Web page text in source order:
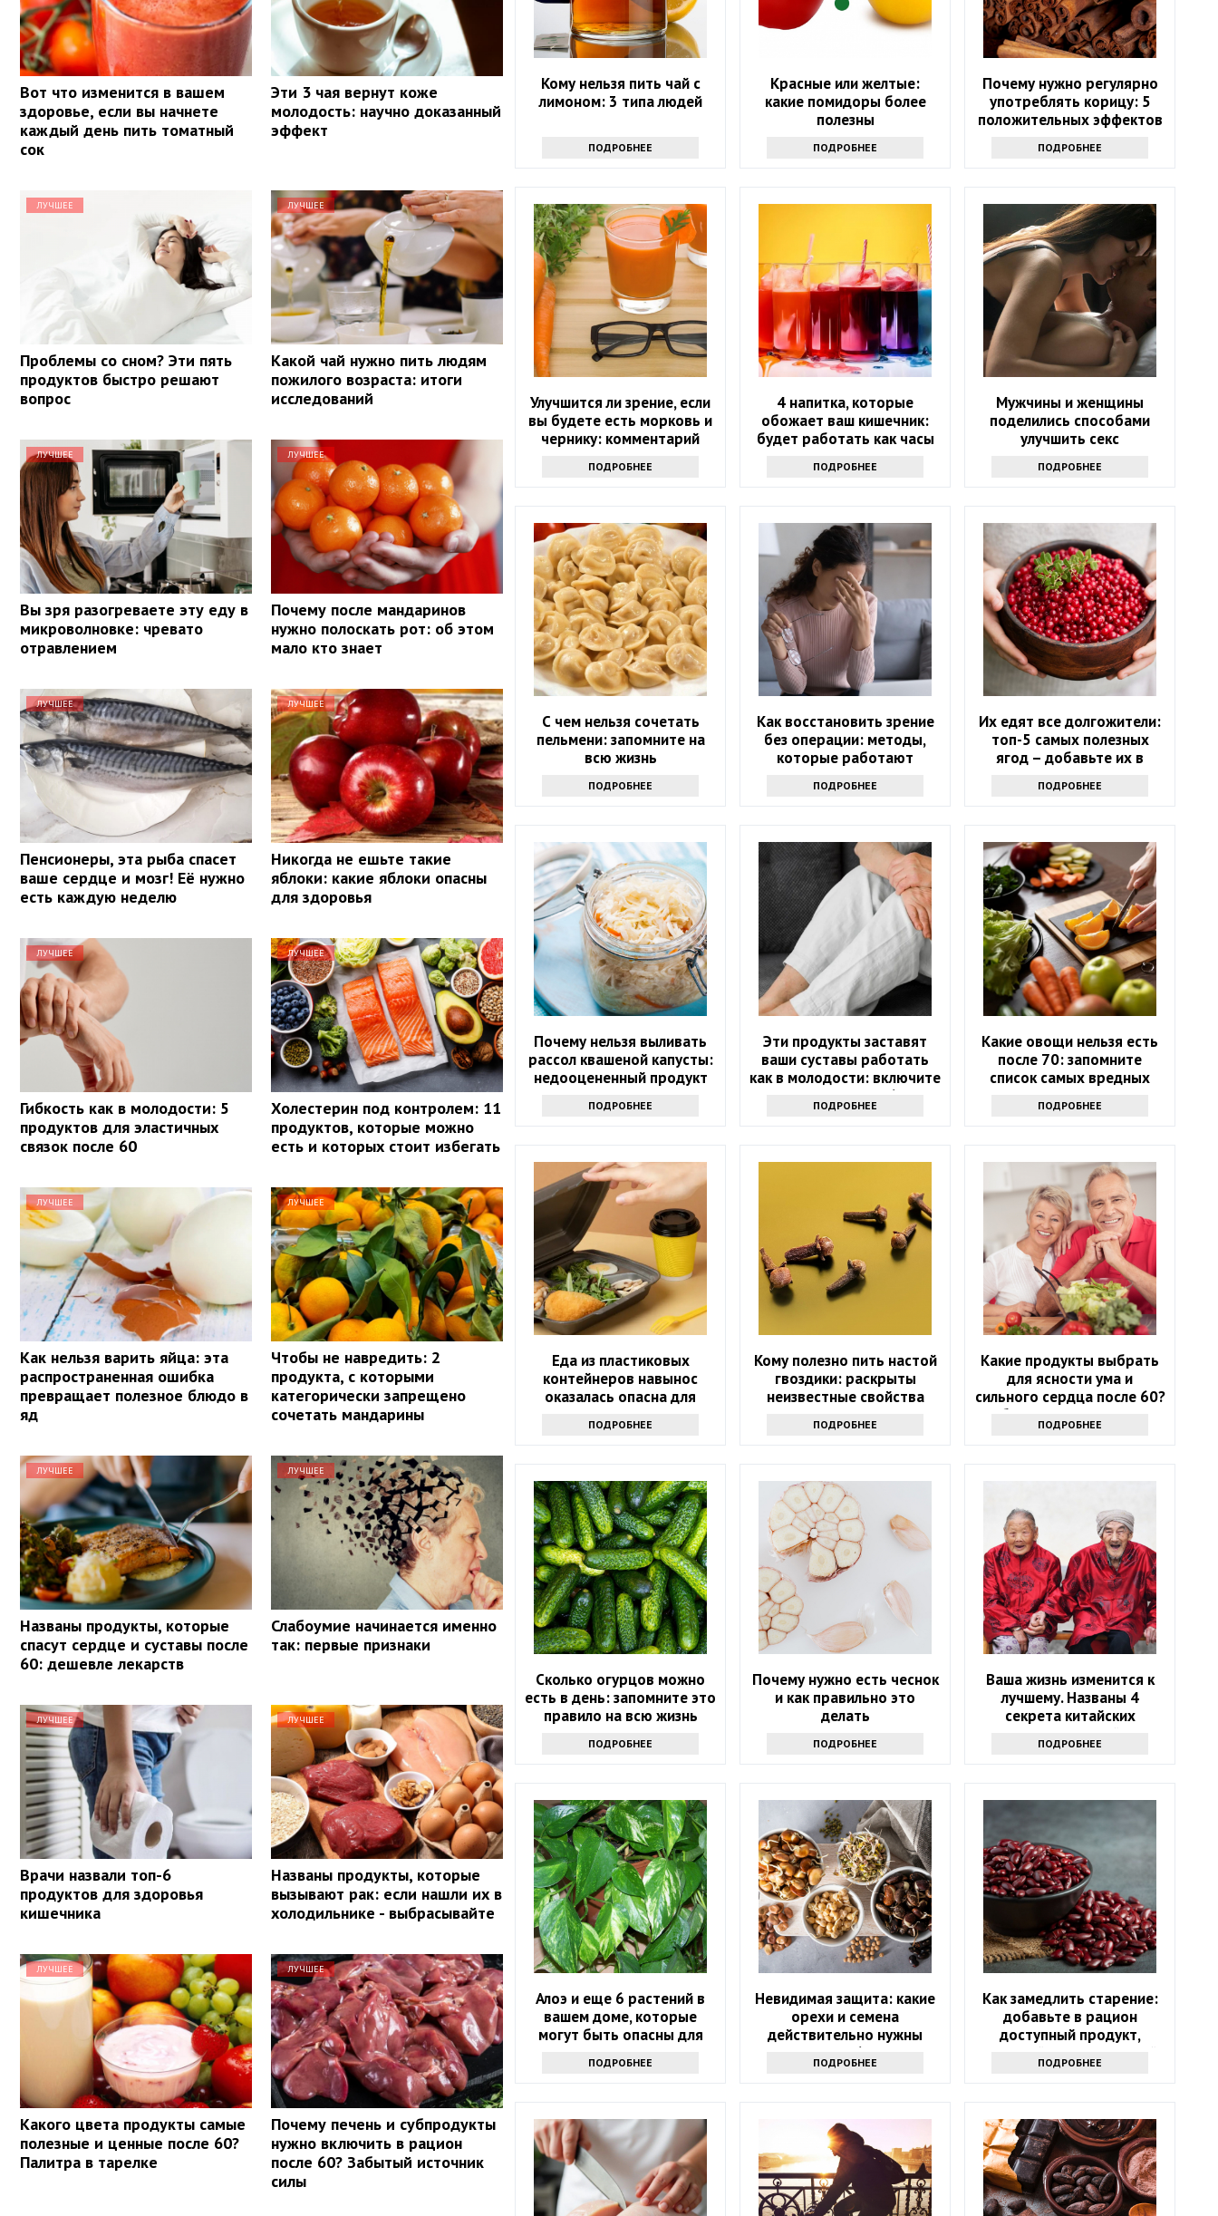
Вот что изменится в вашем
здоровье, если вы начнете
каждый день пить томатный
сок
Эти 3 чая вернут коже
молодость: научно доказанный
эффект
ЛУЧШЕЕ
Проблемы со сном? Эти пять
продуктов быстро решают
вопрос
ЛУЧШЕЕ
Какой чай нужно пить людям
пожилого возраста: итоги
исследований
ЛУЧШЕЕ
Вы зря разогреваете эту еду в
микроволновке: чревато
отравлением
ЛУЧШЕЕ
Почему после мандаринов
нужно полоскать рот: об этом
мало кто знает
ЛУЧШЕЕ
Пенсионеры, эта рыба спасет
ваше сердце и мозг! Её нужно
есть каждую неделю
ЛУЧШЕЕ
Никогда не ешьте такие
яблоки: какие яблоки опасны
для здоровья
ЛУЧШЕЕ
Гибкость как в молодости: 5
продуктов для эластичных
связок после 60
ЛУЧШЕЕ
Холестерин под контролем: 11
продуктов, которые можно
есть и которых стоит избегать
ЛУЧШЕЕ
Как нельзя варить яйца: эта
распространенная ошибка
превращает полезное блюдо в
яд
ЛУЧШЕЕ
Чтобы не навредить: 2
продукта, с которыми
категорически запрещено
сочетать мандарины
ЛУЧШЕЕ
Названы продукты, которые
спасут сердце и суставы после
60: дешевле лекарств
ЛУЧШЕЕ
Слабоумие начинается именно
так: первые признаки
ЛУЧШЕЕ
Врачи назвали топ-6
продуктов для здоровья
кишечника
ЛУЧШЕЕ
Названы продукты, которые
вызывают рак: если нашли их в
холодильнике - выбрасывайте
ЛУЧШЕЕ
Какого цвета продукты самые
полезные и ценные после 60?
Палитра в тарелке
ЛУЧШЕЕ
Почему печень и субпродукты
нужно включить в рацион
после 60? Забытый источник
силы
Кому нельзя пить чай с
лимоном: 3 типа людей
ПОДРОБНЕЕ
Красные или желтые:
какие помидоры более
полезны
ПОДРОБНЕЕ
Почему нужно регулярно
употреблять корицу: 5
положительных эффектов
ПОДРОБНЕЕ
Улучшится ли зрение, если
вы будете есть морковь и
чернику: комментарий
ПОДРОБНЕЕ
4 напитка, которые
обожает ваш кишечник:
будет работать как часы
ПОДРОБНЕЕ
Мужчины и женщины
поделились способами
улучшить секс
ПОДРОБНЕЕ
С чем нельзя сочетать
пельмени: запомните на
всю жизнь
ПОДРОБНЕЕ
Как восстановить зрение
без операции: методы,
которые работают
ПОДРОБНЕЕ
Их едят все долгожители:
топ-5 самых полезных
ягод – добавьте их в
ПОДРОБНЕЕ
Почему нельзя выливать
рассол квашеной капусты:
недооцененный продукт
ПОДРОБНЕЕ
Эти продукты заставят
ваши суставы работать
как в молодости: включите
их в рацион после 60 лет
ПОДРОБНЕЕ
Какие овощи нельзя есть
после 70: запомните
список самых вредных
ПОДРОБНЕЕ
Еда из пластиковых
контейнеров навынос
оказалась опасна для
ПОДРОБНЕЕ
Кому полезно пить настой
гвоздики: раскрыты
неизвестные свойства
ПОДРОБНЕЕ
Какие продукты выбрать
для ясности ума и
сильного сердца после 60?
Обратите внимание на
этот список
ПОДРОБНЕЕ
Сколько огурцов можно
есть в день: запомните это
правило на всю жизнь
ПОДРОБНЕЕ
Почему нужно есть чеснок
и как правильно это
делать
ПОДРОБНЕЕ
Ваша жизнь изменится к
лучшему. Названы 4
секрета китайских
долгожителей
ПОДРОБНЕЕ
Алоэ и еще 6 растений в
вашем доме, которые
могут быть опасны для
ПОДРОБНЕЕ
Невидимая защита: какие
орехи и семена
действительно нужны
после 60?
ПОДРОБНЕЕ
Как замедлить старение:
добавьте в рацион
доступный продукт,
который есть на каждой
кухне
ПОДРОБНЕЕ